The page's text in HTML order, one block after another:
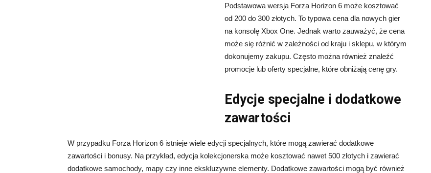
Podstawowa wersja Forza Horizon 6 może kosztować
od 200 do 300 złotych. To typowa cena dla nowych gier
na konsolę Xbox One. Jednak warto zauważyć, że cena
może się różnić w zależności od kraju i sklepu, w którym
dokonujemy zakupu. Często można również znaleźć
promocje lub oferty specjalne, które obniżają cenę gry.
Edycje specjalne i dodatkowe
zawartości
W przypadku Forza Horizon 6 istnieje wiele edycji specjalnych, które mogą zawierać dodatkowe
zawartości i bonusy. Na przykład, edycja kolekcjonerska może kosztować nawet 500 złotych i zawierać
dodatkowe samochody, mapy czy inne ekskluzywne elementy. Dodatkowe zawartości mogą być również